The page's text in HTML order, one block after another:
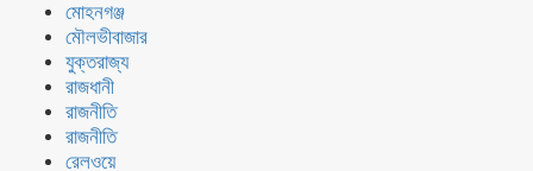
মোহনগঞ্জ
মৌলভীবাজার
যুক্তরাজ্য
রাজধানী
রাজনীতি
রাজনীতি
রেলওয়ে